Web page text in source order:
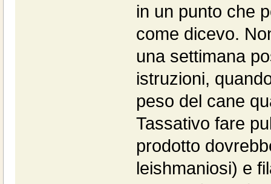
in un punto che
come dicevo.
una settimana
istruzioni,
peso del cane
Tassativo fare
prodotto
leishmaniosi) e